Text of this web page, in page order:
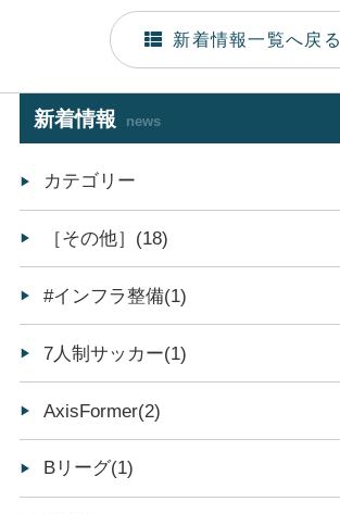
新着情報一覧へ戻る
新着情報 news
カテゴリー
［その他］(18)
#インフラ整備(1)
7人制サッカー(1)
AxisFormer(2)
Bリーグ(1)